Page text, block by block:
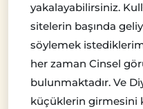
yakalayabilirsiniz.
sitelerin başında
söylemek
her zaman Cinsel
bulunmaktadır. Ve
küçüklerin girmesini